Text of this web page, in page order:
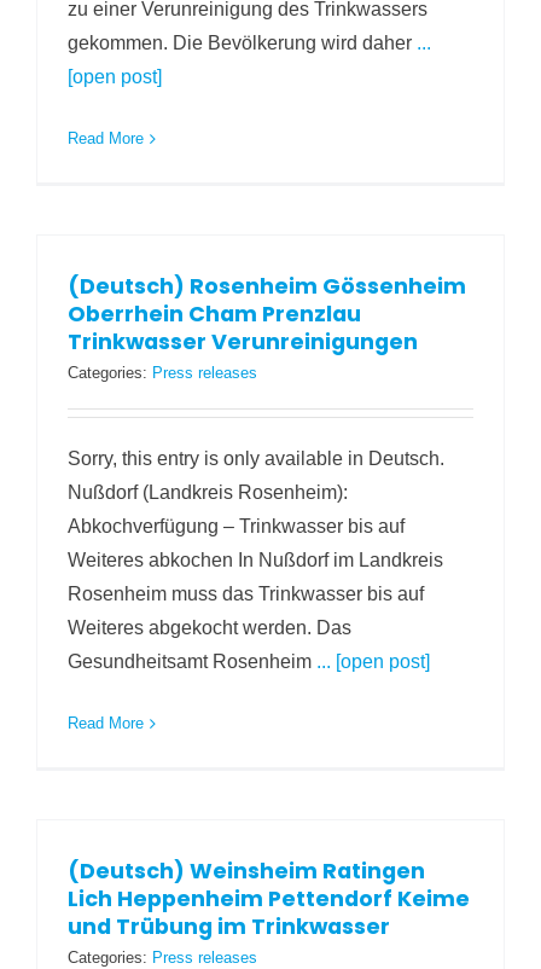
zu einer Verunreinigung des Trinkwassers
gekommen. Die Bevölkerung wird daher ...
[open post]
Read More
(Deutsch) Rosenheim Gössenheim
Oberrhein Cham Prenzlau
Trinkwasser Verunreinigungen
Categories: Press releases
Sorry, this entry is only available in Deutsch.
Nußdorf (Landkreis Rosenheim):
Abkochverfügung – Trinkwasser bis auf
Weiteres abkochen In Nußdorf im Landkreis
Rosenheim muss das Trinkwasser bis auf
Weiteres abgekocht werden. Das
Gesundheitsamt Rosenheim ... [open post]
Read More
(Deutsch) Weinsheim Ratingen
Lich Heppenheim Pettendorf Keime
und Trübung im Trinkwasser
Categories: Press releases